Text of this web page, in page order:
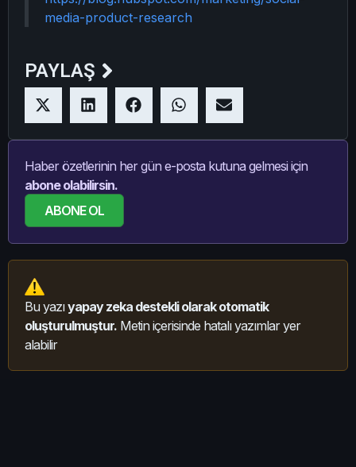
media-product-research
PAYLAŞ
Haber özetlerinin her gün e-posta kutuna gelmesi için
abone olabilirsin.
ABONE OL
Bu yazıyapay zeka destekli olarak otomatik
oluşturulmuştur. Metin içerisinde hatalı yazımlar yer
alabilir